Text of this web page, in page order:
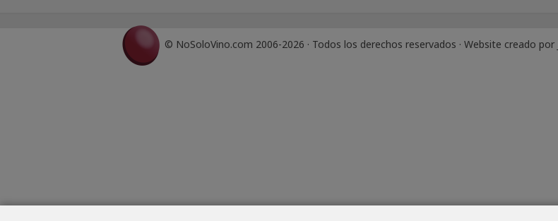
© NoSoloVino.com 2006-2026 · Todos los derechos reservados · Website creado por